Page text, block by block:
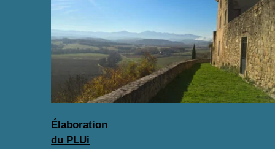
Élaboration
du PLUi